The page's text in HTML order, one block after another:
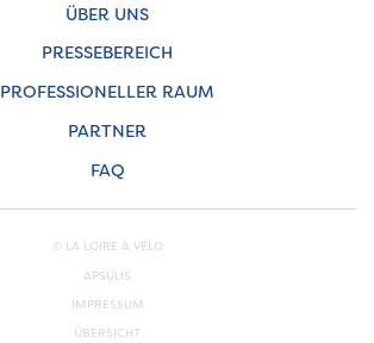
ÜBER UNS
PRESSEBEREICH
PROFESSIONELLER RAUM
PARTNER
FAQ
© LA LOIRE À VÉLO
APSULIS
IMPRESSUM
ÜBERSICHT